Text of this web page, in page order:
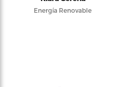
Energía Renovable